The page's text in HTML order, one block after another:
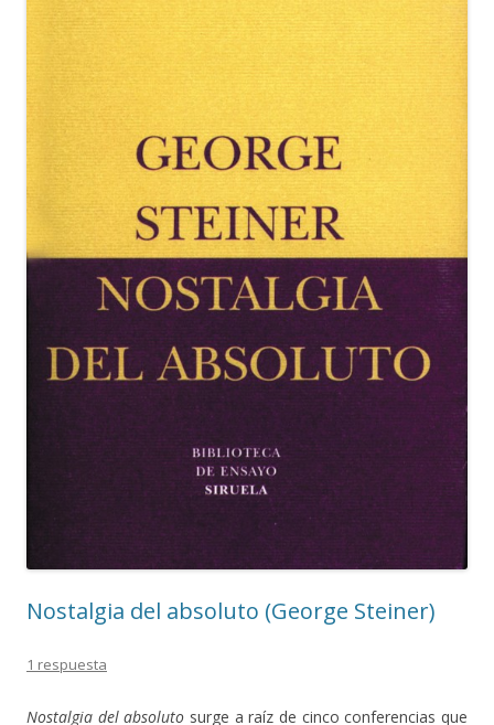
Nostalgia del absoluto (George Steiner)
1 respuesta
Nostalgia del absoluto surge a raíz de cinco conferencias que